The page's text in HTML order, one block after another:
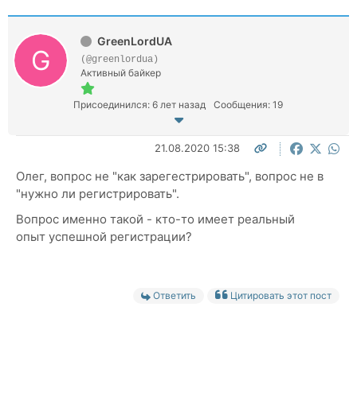
GreenLordUA
(@greenlordua)
Активный байкер
Присоединился: 6 лет назад Сообщения: 19
21.08.2020 15:38
Олег, вопрос не "как зарегестрировать", вопрос не в
"нужно ли регистрировать".
Вопрос именно такой - кто-то имеет реальный
опыт успешной регистрации?
Ответить Цитировать этот пост